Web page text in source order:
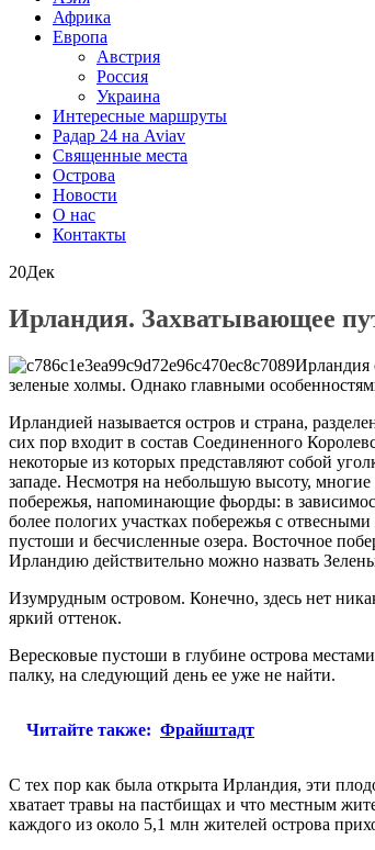
Африка
Европа
Австрия
Россия
Украина
Интересные маршруты
Радар 24 на Aviav
Священные места
Острова
Новости
О нас
Контакты
20Дек
Ирландия. Захватывающее
Ирландия
зеленые холмы. Однако главными
Ирландией называется остров и страна,
сих пор входит в состав Соединенного
некоторые из которых представляют собой
западе. Несмотря на небольшую высоту,
побережья, напоминающие фьорды: в
более пологих участках побережья с
пустоши и бесчисленные озера. Восточное
Ирландию действительно можно назвать
Изумрудным островом. Конечно, здесь нет
яркий оттенок.
Вересковые пустоши в глубине острова
палку, на следующий день ее уже не найти.
Читайте также: Фрайштадт
С тех пор как была открыта Ирландия, эти
хватает травы на пастбищах и что местным
каждого из около 5,1 млн жителей острова